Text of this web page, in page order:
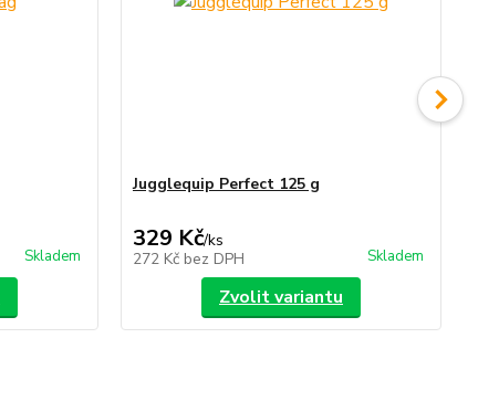
Skladem
Jugglequip Perfect 125 g
329 Kč/ks
272 Kč bez DPH Skladem
Zvolit variantu